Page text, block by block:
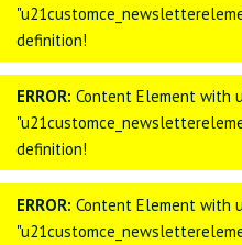
definition!
ERROR: Content Element with
definition!
ERROR: Content Element with